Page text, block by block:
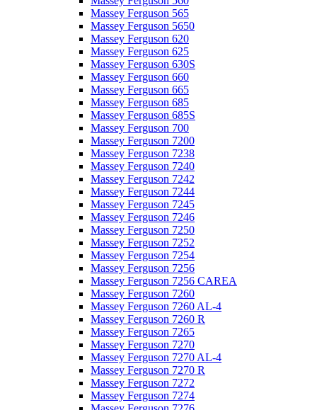
Massey Ferguson 565
Massey Ferguson 5650
Massey Ferguson 620
Massey Ferguson 625
Massey Ferguson 630S
Massey Ferguson 660
Massey Ferguson 665
Massey Ferguson 685
Massey Ferguson 685S
Massey Ferguson 700
Massey Ferguson 7200
Massey Ferguson 7238
Massey Ferguson 7240
Massey Ferguson 7242
Massey Ferguson 7244
Massey Ferguson 7245
Massey Ferguson 7246
Massey Ferguson 7250
Massey Ferguson 7252
Massey Ferguson 7254
Massey Ferguson 7256
Massey Ferguson 7256 CAREA
Massey Ferguson 7260
Massey Ferguson 7260 AL-4
Massey Ferguson 7260 R
Massey Ferguson 7265
Massey Ferguson 7270
Massey Ferguson 7270 AL-4
Massey Ferguson 7270 R
Massey Ferguson 7272
Massey Ferguson 7274